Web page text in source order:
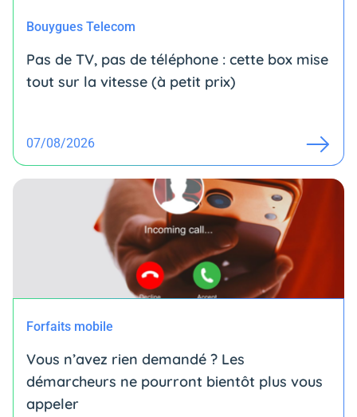
Bouygues Telecom
Pas de TV, pas de téléphone : cette box mise
tout sur la vitesse (à petit prix)
07/08/2026
Forfaits mobile
Vous n’avez rien demandé ? Les
démarcheurs ne pourront bientôt plus vous
appeler